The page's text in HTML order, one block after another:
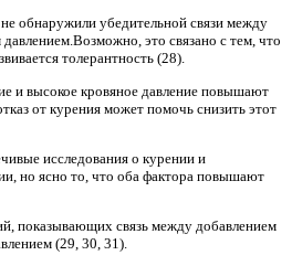
обнаружили убедительной связи между
это связано с тем, что
толерантность (28).
и высокое кровяное давление повышают
от курения может помочь снизить этот
исследования о курении и
но ясно то, что оба фактора повышают
показывающих связь между добавлением
(29, 30, 31).